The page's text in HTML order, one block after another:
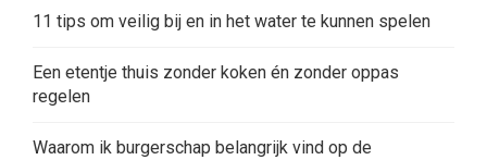
11 tips om veilig bij en in het water te kunnen spelen
Een etentje thuis zonder koken én zonder oppas
regelen
Waarom ik burgerschap belangrijk vind op de